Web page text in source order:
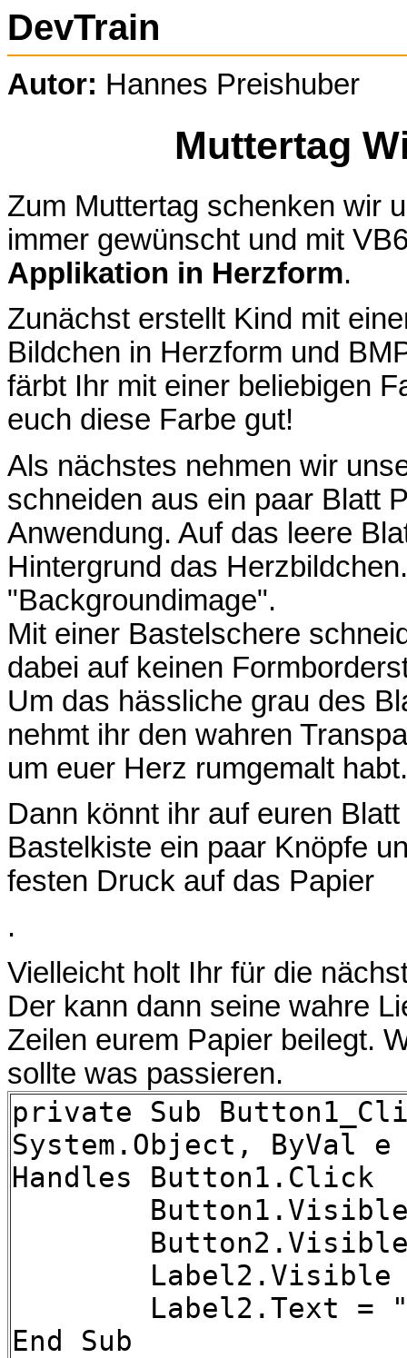
DevTrain
Autor: Hannes Preishuber
Muttertag
Zum Muttertag schenken wir
immer gewünscht und mit
Applikation in Herzform.
Zunächst erstellt Kind mit
Bildchen in Herzform und
färbt Ihr mit einer beliebigen
euch diese Farbe gut!
Als nächstes nehmen wir
schneiden aus ein paar Blatt
Anwendung. Auf das leere
Hintergrund das
"Backgroundimage".
Mit einer Bastelschere
dabei auf keinen
Um das hässliche grau des
nehmt ihr den wahren
um euer Herz rumgemalt habt.
Dann könnt ihr auf euren
Bastelkiste ein paar Knöpfe
festen Druck auf das Papier
.
Vielleicht holt Ihr für die
Der kann dann seine wahre
Zeilen eurem Papier beilegt.
sollte was passieren.
private Sub
System.Object, ByVal e
Handles Button1.Click
Button1.Visible
Button2.Visible
Label2.Visible =
Label2.Text =
End Sub